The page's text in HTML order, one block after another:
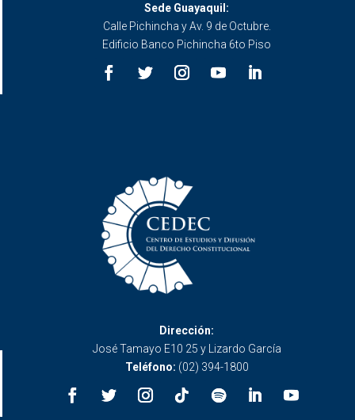
Sede Guayaquil:
Calle Pichincha y Av. 9 de Octubre.
Edificio Banco Pichincha 6to Piso
Dirección:
José Tamayo E10 25 y Lizardo García
Teléfono: (02) 394-1800